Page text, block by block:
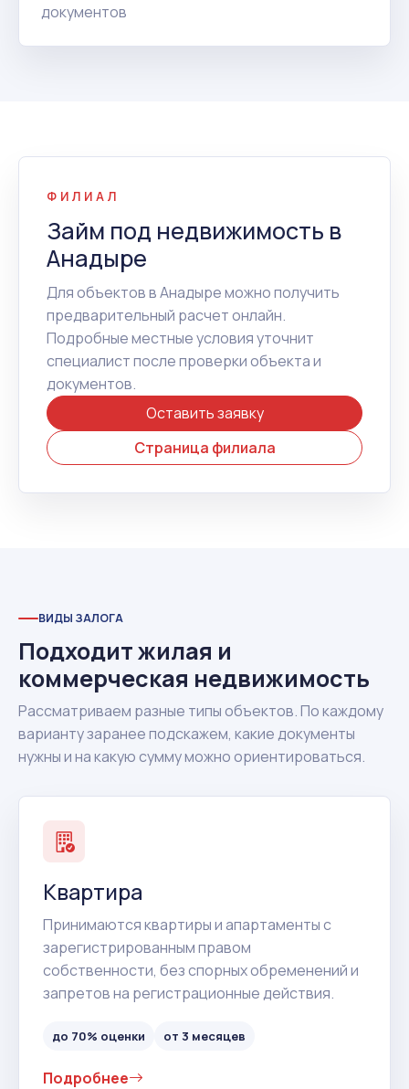
документов
ФИЛИАЛ
Займ под недвижимость в
Анадыре
Для объектов в Анадыре можно получить
предварительный расчет онлайн.
Подробные местные условия уточнит
специалист после проверки объекта и
документов.
Оставить заявку
Страница филиала
ВИДЫ ЗАЛОГА
Подходит жилая и
коммерческая недвижимость
Рассматриваем разные типы объектов. По каждому
варианту заранее подскажем, какие документы
нужны и на какую сумму можно ориентироваться.
Квартира
Принимаются квартиры и апартаменты с
зарегистрированным правом
собственности, без спорных обременений и
запретов на регистрационные действия.
до 70% оценки от 3 месяцев
Подробнее